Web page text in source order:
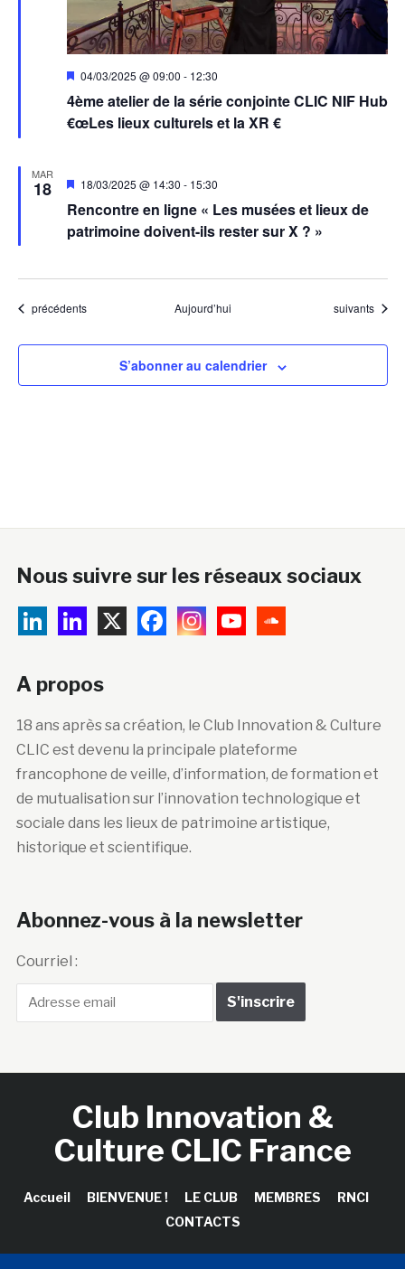
4ème atelier de la série conjointe CLIC NIF Hub
€œLes lieux culturels et la XR €
Mis
avant
04/03/2025 @ 09:00 - 12:30
MAR
18
Rencontre en ligne « Les musées et lieux de
patrimoine doivent-ils rester sur X ? »
Mis
avant
18/03/2025 @ 14:30 - 15:30
Évènements
précédents Aujourd’hui Évènements
suivants
S’abonner au calendrier
Nous suivre sur les réseaux sociaux
A propos
18 ans après sa création, le Club Innovation & Culture
CLIC est devenu la principale plateforme
francophone de veille, d’information, de formation et
de mutualisation sur l’innovation technologique et
sociale dans les lieux de patrimoine artistique,
historique et scientifique.
Abonnez-vous à la newsletter
Courriel :
Club Innovation &
Culture CLIC France
Accueil BIENVENUE ! LE CLUB MEMBRES
RNCI
CONTACTS